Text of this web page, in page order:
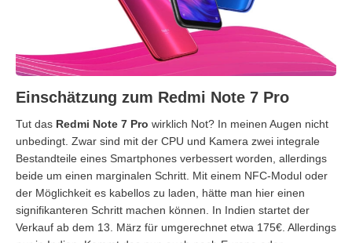
Einschätzung zum Redmi Note 7 Pro
Tut das Redmi Note 7 Pro wirklich Not? In meinen Augen nicht
unbedingt. Zwar sind mit der CPU und Kamera zwei integrale
Bestandteile eines Smartphones verbessert worden, allerdings
beide um einen marginalen Schritt. Mit einem NFC-Modul oder
der Möglichkeit es kabellos zu laden, hätte man hier einen
signifikanteren Schritt machen können. In Indien startet der
Verkauf ab dem 13. März für umgerechnet etwa 175€. Allerdings